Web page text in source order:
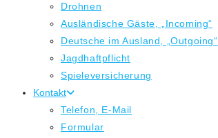
Drohnen
Ausländische Gäste, „Incoming“
Deutsche im Ausland, „Outgoing“
Jagdhaftpflicht
Spieleversicherung
Kontakt
Telefon, E-Mail
Formular